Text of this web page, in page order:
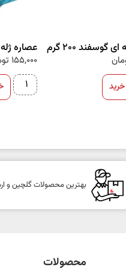
گوسفند 200 گرم
خرید
عصاره ژله ای
155,000
بهترین محصولات گلچین و
محصولات